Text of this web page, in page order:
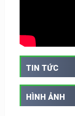
TIN TỨC
HÌNH ẢNH